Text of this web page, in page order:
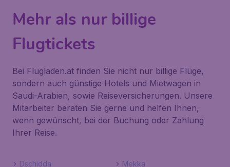
Mehr als nur billige
Flugtickets
Bei Flugladen.at finden Sie nicht nur billige Flüge,
sondern auch günstige Hotels und Mietwagen in
Saudi-Arabien, sowie Reiseversicherungen. Unsere
Mitarbeiter beraten Sie gerne und helfen Ihnen,
wenn gewünscht, bei der Buchung oder Zahlung
Ihrer Reise.
Dschidda
Mekka